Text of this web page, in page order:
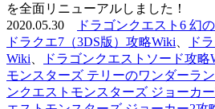
を全面リニューアルしました！
2020.05.30
ドラゴンクエスト6 幻
ドラクエ7（3DS版）攻略Wiki
ド
Wiki
ドラゴンクエストソード攻略
モンスターズ テリーのワンダーラ
ンクエストモンスターズ ジョーカ